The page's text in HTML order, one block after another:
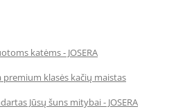
katėms - JOSERA
premium klasės kačių maistas
Jūsų šuns mitybai - JOSERA